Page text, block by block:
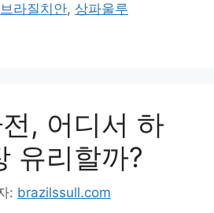
브라질치안, 상파울루
, 어디서 하
유리할까?
: brazilssull.com